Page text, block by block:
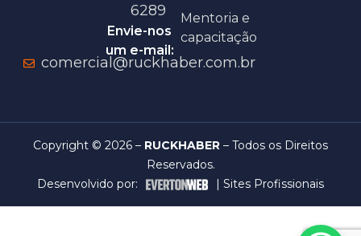
6289
Envie-nos
um e-mail:
comercial@ruckhaber.com.br
Mentoria e
capacitação
Copyright © 2026 – RUCKHABER – Todos os Direitos
Reservados.
Desenvolvido por:
|Sites Profissionais